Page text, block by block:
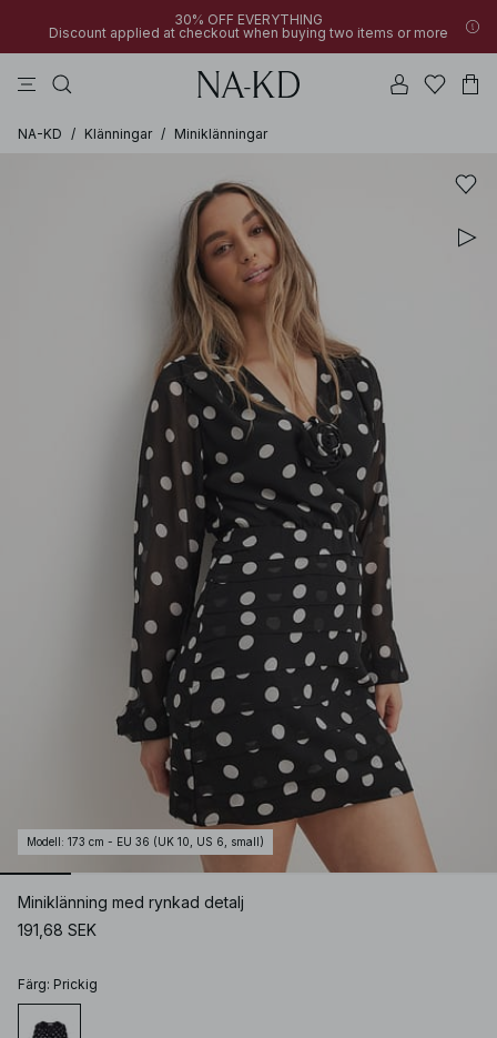
30% OFF EVERYTHING
Discount applied at checkout when buying two items or more
NA-KD / Klänningar / Miniklänningar
Modell : 173 cm - EU 36 (UK 10, US 6, small)
Miniklänning med rynkad detalj
191,68 SEK
Färg: Prickig